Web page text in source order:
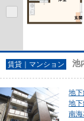
賃貸｜マンション 池
地
地
南海